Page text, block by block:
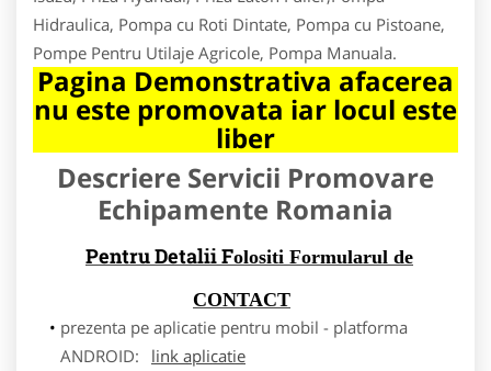
Hidraulica, Pompa cu Roti Dintate, Pompa cu Pistoane,
Pompe Pentru Utilaje Agricole, Pompa Manuala.
Pagina Demonstrativa afacerea
nu este promovata iar locul este
liber
Descriere Servicii Promovare
Echipamente Romania
Pentru Detalii Folositi Formularul de
CONTACT
prezenta pe aplicatie pentru mobil - platforma
ANDROID:
link aplicatie